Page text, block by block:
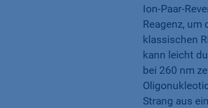
Ion-Paar-
Reagenz, um
klassischen
kann leicht
bei 260 nm
Strang aus